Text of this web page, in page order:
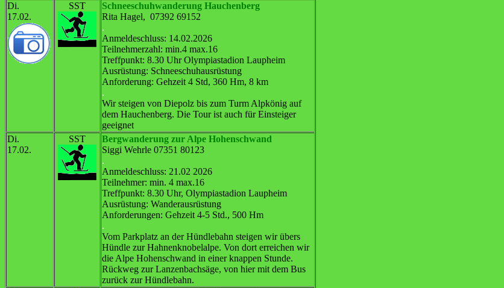
Di.
17.02.
SST
Schneeschuhwanderung Hauchenberg
Rita Hagel, 07392 69152
.
Anmeldeschluss: 14.02.2026
Teilnehmerzahl: min.4 max.16
Treffpunkt: 8.30 Uhr Olympiastadion Laupheim
Ausrüstung: Schneeschuhausrüstung
Anforderung: Gehzeit 4 Std, 360 Hm, 8 km
.
Wir steigen von Diepolz bis zum Turm Alpkönig auf
dem Hauchenberg. Die Tour ist auch für Einsteiger
geeignet
Di.
17.02.
SST
Bergwanderung zur Alpe Hohenschwand
Siggi Wehrle 07351 80123
.
Anmeldeschluss: 21.02 2026
Teilnehmer: min. 4 max.16
Treffpunkt: 8.30 Uhr, Olympiastadion Laupheim
Ausrüstung: Wanderausrüstung
Anforderungen: Gehzeit 4-5 Std., 500 Hm
.
Vom Parkplatz an der Hündlebahn steigen wir übers
Hündle zur Hahnenknobelalpe. Von dort erreichen wir
die Alpe Hohenschwand in einer knappen Stunde.
Rückweg zur Lanzenbachsäge, von hier mit dem Bus
zurück zur Hündlebahn.